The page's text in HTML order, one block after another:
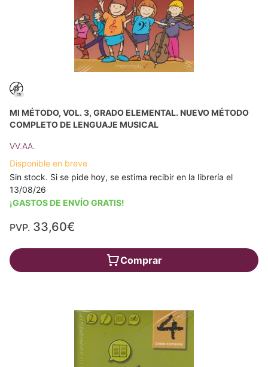
MI MÉTODO, VOL. 3, GRADO ELEMENTAL. NUEVO MÉTODO
COMPLETO DE LENGUAJE MUSICAL
VV.AA.
Disponible en breve
Sin stock. Si se pide hoy, se estima recibir en la librería el
13/08/26
¡GASTOS DE ENVÍO GRATIS!
PVP. 33,60€
Comprar